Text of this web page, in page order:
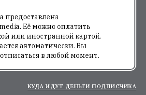
предоставлена
Её можно оплатить
или иностранной картой.
автоматически. Вы
в любой момент.
КУДА ИДУТ ДЕНЬГИ ПОДПИСЧИКА